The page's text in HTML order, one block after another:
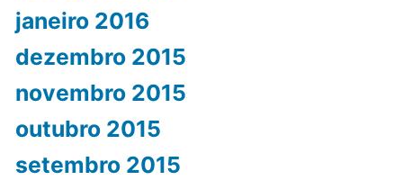
janeiro 2016
dezembro 2015
novembro 2015
outubro 2015
setembro 2015